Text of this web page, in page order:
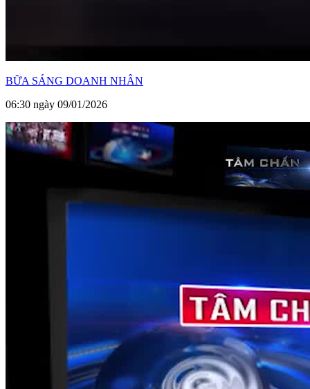
BỮA SÁNG DOANH NHÂN
06:30 ngày 09/01/2026